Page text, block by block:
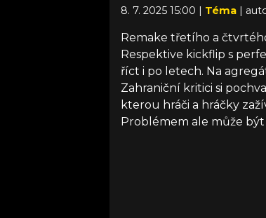
8. 7. 2025 15:00 | Téma |
Remake třetího a
Respektive kickflip s
říct i po letech. Na
Zahraniční kritici si
kterou hráči a hráčky
Problémem ale může